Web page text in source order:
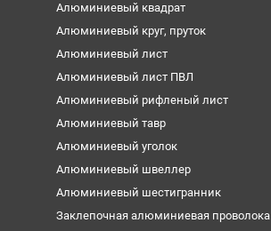
Алюминиевый квадрат
Алюминиевый круг, пруток
Алюминиевый лист
Алюминиевый лист ПВЛ
Алюминиевый рифленый лист
Алюминиевый тавр
Алюминиевый уголок
Алюминиевый швеллер
Алюминиевый шестигранник
Заклепочная алюминиевая проволока